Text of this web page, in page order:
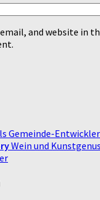
email, and website in
Gemeinde-
Wein und